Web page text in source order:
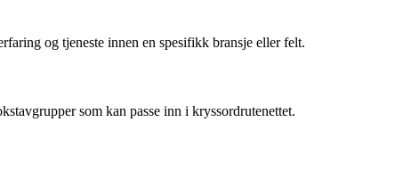
og tjeneste innen en spesifikk bransje eller felt.
som kan passe inn i kryssordrutenettet.